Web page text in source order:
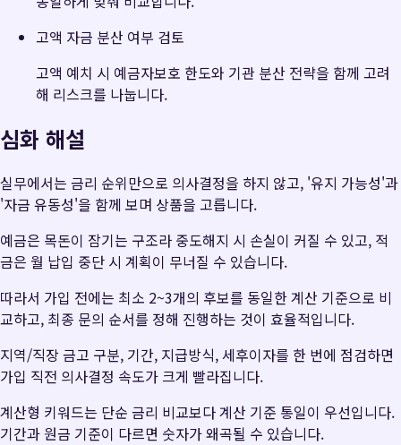
고액 자금 분산 여부 검토
고액 예치 시 예금자보호 한도와 기관 분산 전략을 함께 고려
해 리스크를 나눕니다.
심화 해설
실무에서는 금리 순위만으로 의사결정을 하지 않고, '유지 가능성'과
'자금 유동성'을 함께 보며 상품을 고릅니다.
예금은 목돈이 잠기는 구조라 중도해지 시 손실이 커질 수 있고, 적
금은 월 납입 중단 시 계획이 무너질 수 있습니다.
따라서 가입 전에는 최소 2~3개의 후보를 동일한 계산 기준으로 비
교하고, 최종 문의 순서를 정해 진행하는 것이 효율적입니다.
지역/직장 금고 구분, 기간, 지급방식, 세후이자를 한 번에 점검하면
가입 직전 의사결정 속도가 크게 빨라집니다.
계산형 키워드는 단순 금리 비교보다 계산 기준 통일이 우선입니다.
기간과 원금 기준이 다르면 숫자가 왜곡될 수 있습니다.